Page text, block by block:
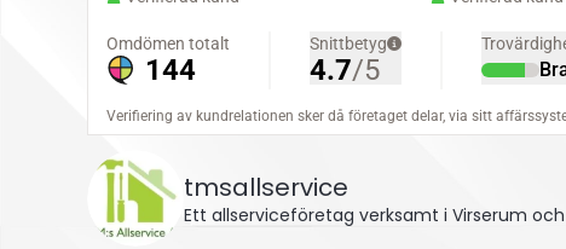
tmsallservice
Ett allserviceföretag verksamt i Virserum